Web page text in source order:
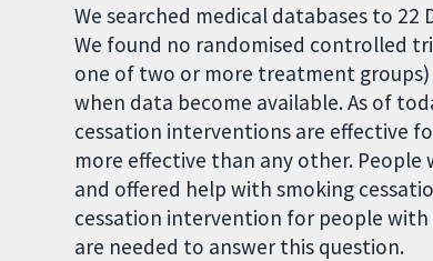
We searched medical databases to
We found no randomised controlled
one of two or more treatment
when data become available. As of
cessation interventions are effective
more effective than any other.
and offered help with smoking
cessation intervention for people
are needed to answer this question.